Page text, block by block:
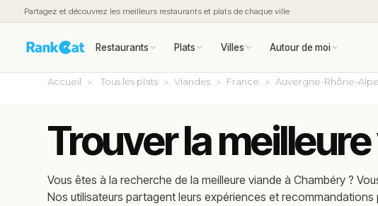
Partagez et découvrez les meilleurs restaurants et plats de chaque ville
Restaurants Plats Villes Autour de moi
Accueil Tous les plats Viandes France Auvergne-Rhône-
Trouver la
Vous êtes à la recherche de la meilleureviande àChambéry ?
Nos utilisateurs partagent leurs expériences et recommandations